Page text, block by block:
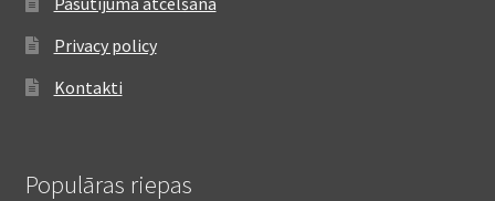
Privacy policy
Kontakti
Populāras riepas